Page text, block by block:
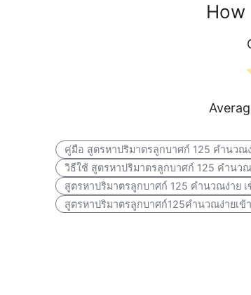
How
คู่มือ สูตรหาปริมาตรลูกบาศก์ 125 คำนวณ
วิธีใช้ สูตรหาปริมาตรลูกบาศก์ 125 คำนวณ
สูตรหาปริมาตรลูกบาศก์ 125 คำนวณง่าย เ
สูตรหาปริมาตรลูกบาศก์125คำนวณง่ายเข้